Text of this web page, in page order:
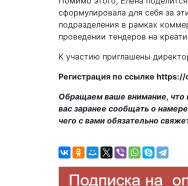
сформулировала для себя за
подразделения в рамках
проведении тендеров на
К участию приглашены
Регистрация по ссылке
Обращаем ваше внимание, что
вас заранее сообщать о
чего с вами обязательно